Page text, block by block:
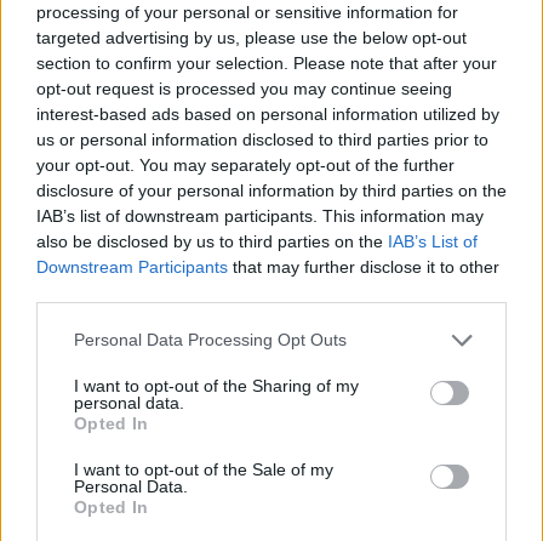
processing of your personal or sensitive information for
targeted advertising by us, please use the below opt-out
section to confirm your selection. Please note that after your
opt-out request is processed you may continue seeing
interest-based ads based on personal information utilized by
us or personal information disclosed to third parties prior to
your opt-out. You may separately opt-out of the further
disclosure of your personal information by third parties on the
IAB’s list of downstream participants. This information may
also be disclosed by us to third parties on the IAB’s List of
Downstream Participants that may further disclose it to other
Please note that this website/app uses one or more Google
not limited to your visit or usage behaviour. You may click to
grant or deny consent to Google and its third-party tags to
use your data for below specified purposes in below Google
consent section.
Personal Data Processing Opt Outs
I want to opt-out of the Sharing of my
personal data.
Opted In
I want to opt-out of the Sale of my
Personal Data.
Opted In
Σχόλια
Σχολίασε εδώ
Marfin: «Δεν υπάρχει
ταυτοποίηση» λέει ο
δικηγόρος της 46χρονης –
Η ξανθιά κοτσίδα και η
εξέταση του 2022 για την
ίδια υπόθεση
Μυστράς: Με
προβλήματα ο
που έκρυψε τον
πατέρα του σε
– «Δεν είπε ποτέ ότι
έκανε για τα